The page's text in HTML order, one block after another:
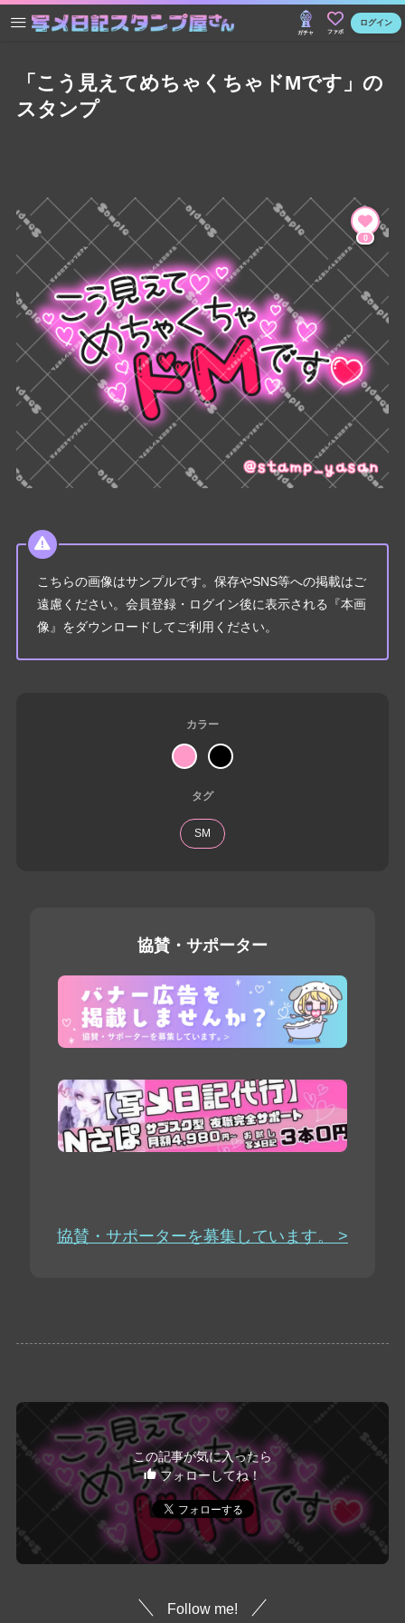
ガチャ ファボ
ログイン
「こう見えてめちゃくちゃドMです」の
スタンプ
0
こちらの画像はサンプルです。保存やSNS等への掲載はご
遠慮ください。会員登録・ログイン後に表示される『本画
像』をダウンロードしてご利用ください。
カラー
タグ
SM
協賛・サポーター
協賛・サポーターを募集しています。 >
この記事が気に入ったら
フォローしてね！
Follow me!